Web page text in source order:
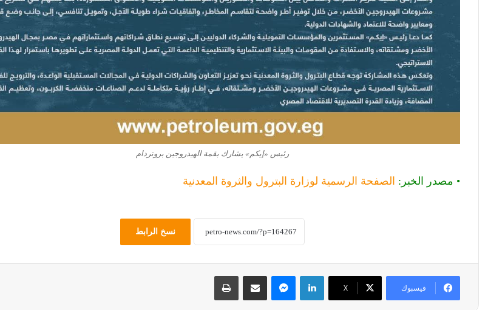
رئيس «إيكم» يشارك بقمة الهيدروجين بروتردام
• مصدر الخبر: الصفحة الرسمية لوزارة البترول والثروة المعدنية
نسخ الرابط
فيسبوك ‫X
لينكدإن ماسنجر مشاركة عبر البريد طباعة